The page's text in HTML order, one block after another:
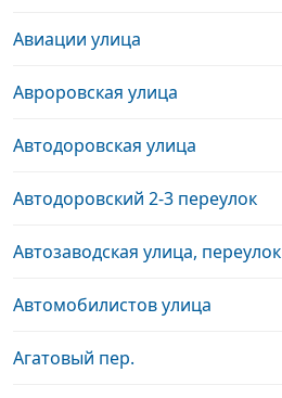
Авиации улица
Авроровская улица
Автодоровская улица
Автодоровский 2-3 переулок
Автозаводская улица, переулок
Автомобилистов улица
Агатовый пер.